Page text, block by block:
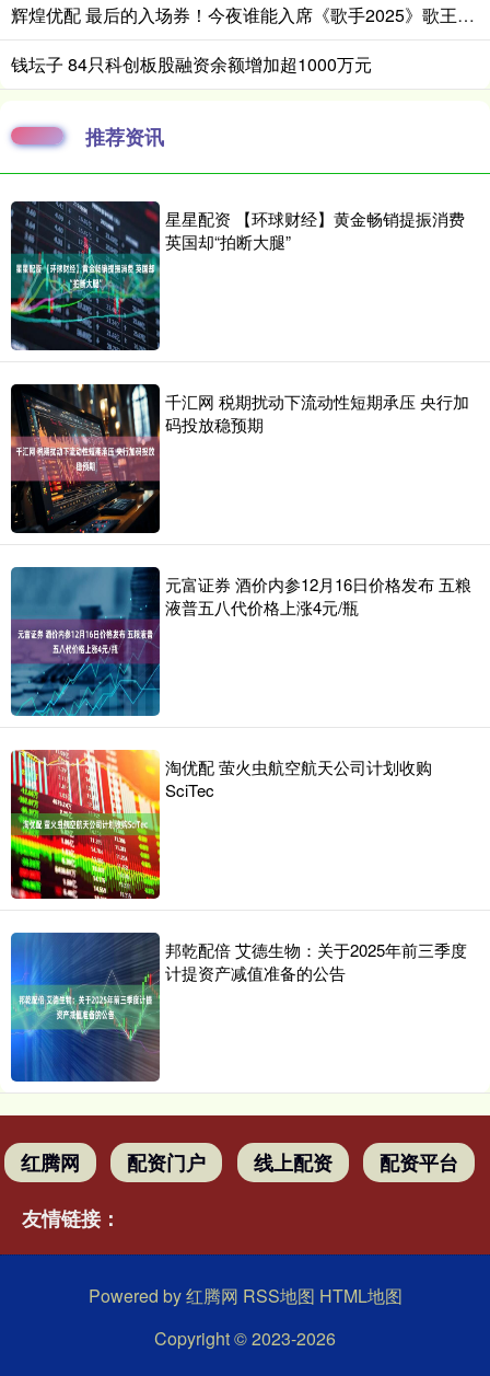
辉煌优配 最后的入场券！今夜谁能入席《歌手2025》歌王之战？_A-Lin_舞台_格瑞丝·金斯勒
钱坛子 84只科创板股融资余额增加超1000万元
推荐资讯
星星配资 【环球财经】黄金畅销提振消费
英国却“拍断大腿”
千汇网 税期扰动下流动性短期承压 央行加
码投放稳预期
元富证券 酒价内参12月16日价格发布 五粮
液普五八代价格上涨4元/瓶
淘优配 萤火虫航空航天公司计划收购
SciTec
邦乾配倍 艾德生物：关于2025年前三季度
计提资产减值准备的公告
红腾网 配资门户 线上配资
配资平台
友情链接：
Powered by红腾网 RSS地图 HTML地图
Copyright© 2023-2026